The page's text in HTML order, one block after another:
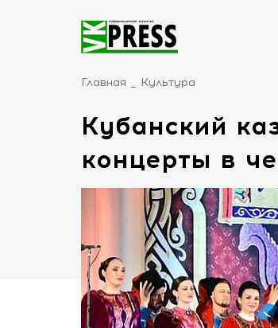
Главная Культура
Кубанский
концерты в